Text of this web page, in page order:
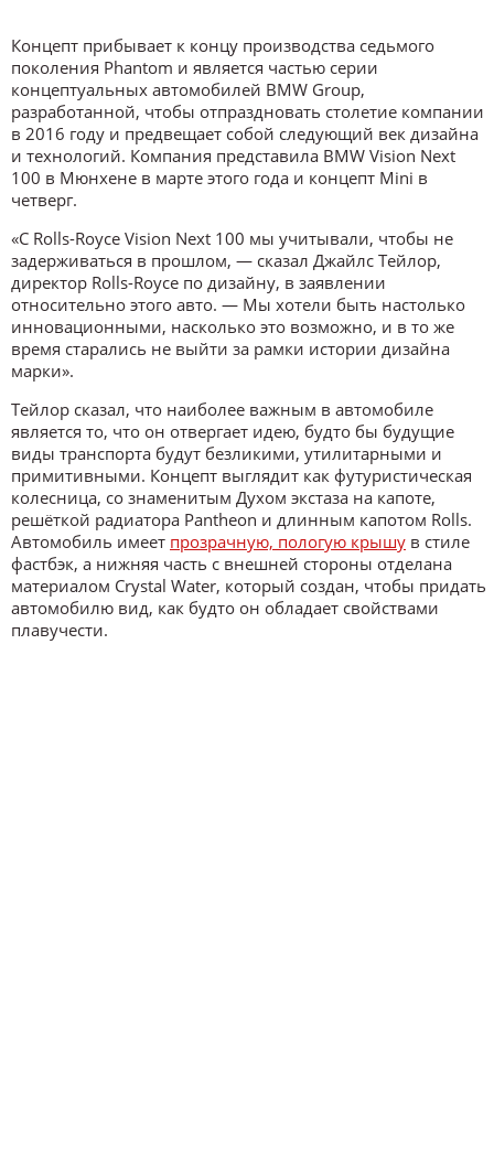
Концепт прибывает к концу производства седьмого
поколения Phantom и является частью серии
концептуальных автомобилей BMW Group,
разработанной, чтобы отпраздновать столетие компании
в 2016 году и предвещает собой следующий век дизайна
и технологий. Компания представила BMW Vision Next
100 в Мюнхене в марте этого года и концепт Mini в
четверг.
«С Rolls-Royce Vision Next 100 мы учитывали, чтобы не
задерживаться в прошлом, — сказал Джайлс Тейлор,
директор Rolls-Royce по дизайну, в заявлении
относительно этого авто. — Мы хотели быть настолько
инновационными, насколько это возможно, и в то же
время старались не выйти за рамки истории дизайна
марки».
Тейлор сказал, что наиболее важным в автомобиле
является то, что он отвергает идею, будто бы будущие
виды транспорта будут безликими, утилитарными и
примитивными. Концепт выглядит как футуристическая
колесница, со знаменитым Духом экстаза на капоте,
решёткой радиатора Pantheon и длинным капотом Rolls.
Автомобиль имеет прозрачную, пологую крышу в стиле
фастбэк, а нижняя часть с внешней стороны отделана
материалом Crystal Water, который создан, чтобы придать
автомобилю вид, как будто он обладает свойствами
плавучести.